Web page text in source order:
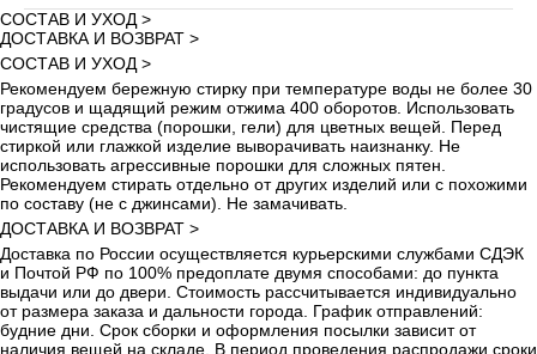
СОСТАВ И УХОД >
ДОСТАВКА И ВОЗВРАТ >
СОСТАВ И УХОД >
Рекомендуем бережную стирку при температуре воды не более 30
градусов и щадящий режим отжима 400 оборотов. Использовать
чистящие средства (порошки, гели) для цветных вещей. Перед
стиркой или глажкой изделие выворачивать наизнанку. Не
использовать агрессивные порошки для сложных пятен.
Рекомендуем стирать отдельно от других изделий или с похожими
по составу (не с джинсами). Не замачивать.
ДОСТАВКА И ВОЗВРАТ >
Доставка по России осуществляется курьерскими службами СДЭК
и Почтой РФ по 100% предоплате двумя способами: до пункта
выдачи или до двери. Стоимость рассчитывается индивидуально
от размера заказа и дальности города. График отправлений:
будние дни. Срок сборки и оформления посылки зависит от
наличия вещей на складе. В период проведения распродажи сроки